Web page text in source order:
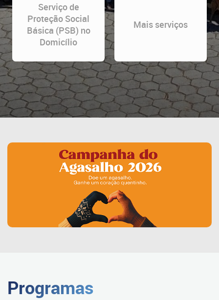
Serviço de
Proteção Social
Básica (PSB) no
Domicílio
Mais serviços
Programas